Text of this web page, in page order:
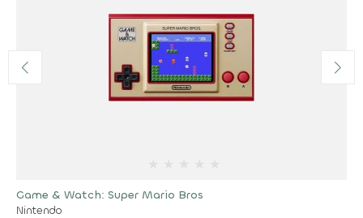
Game & Watch: Super Mario Bros
Nintendo